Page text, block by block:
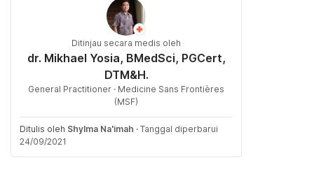
Ditinjau secara medis oleh
dr. Mikhael Yosia, BMedSci, PGCert,
DTM&H.
General Practitioner · Medicine Sans Frontières
(MSF)
Ditulis oleh Shylma Na'imah · Tanggal diperbarui
24/09/2021